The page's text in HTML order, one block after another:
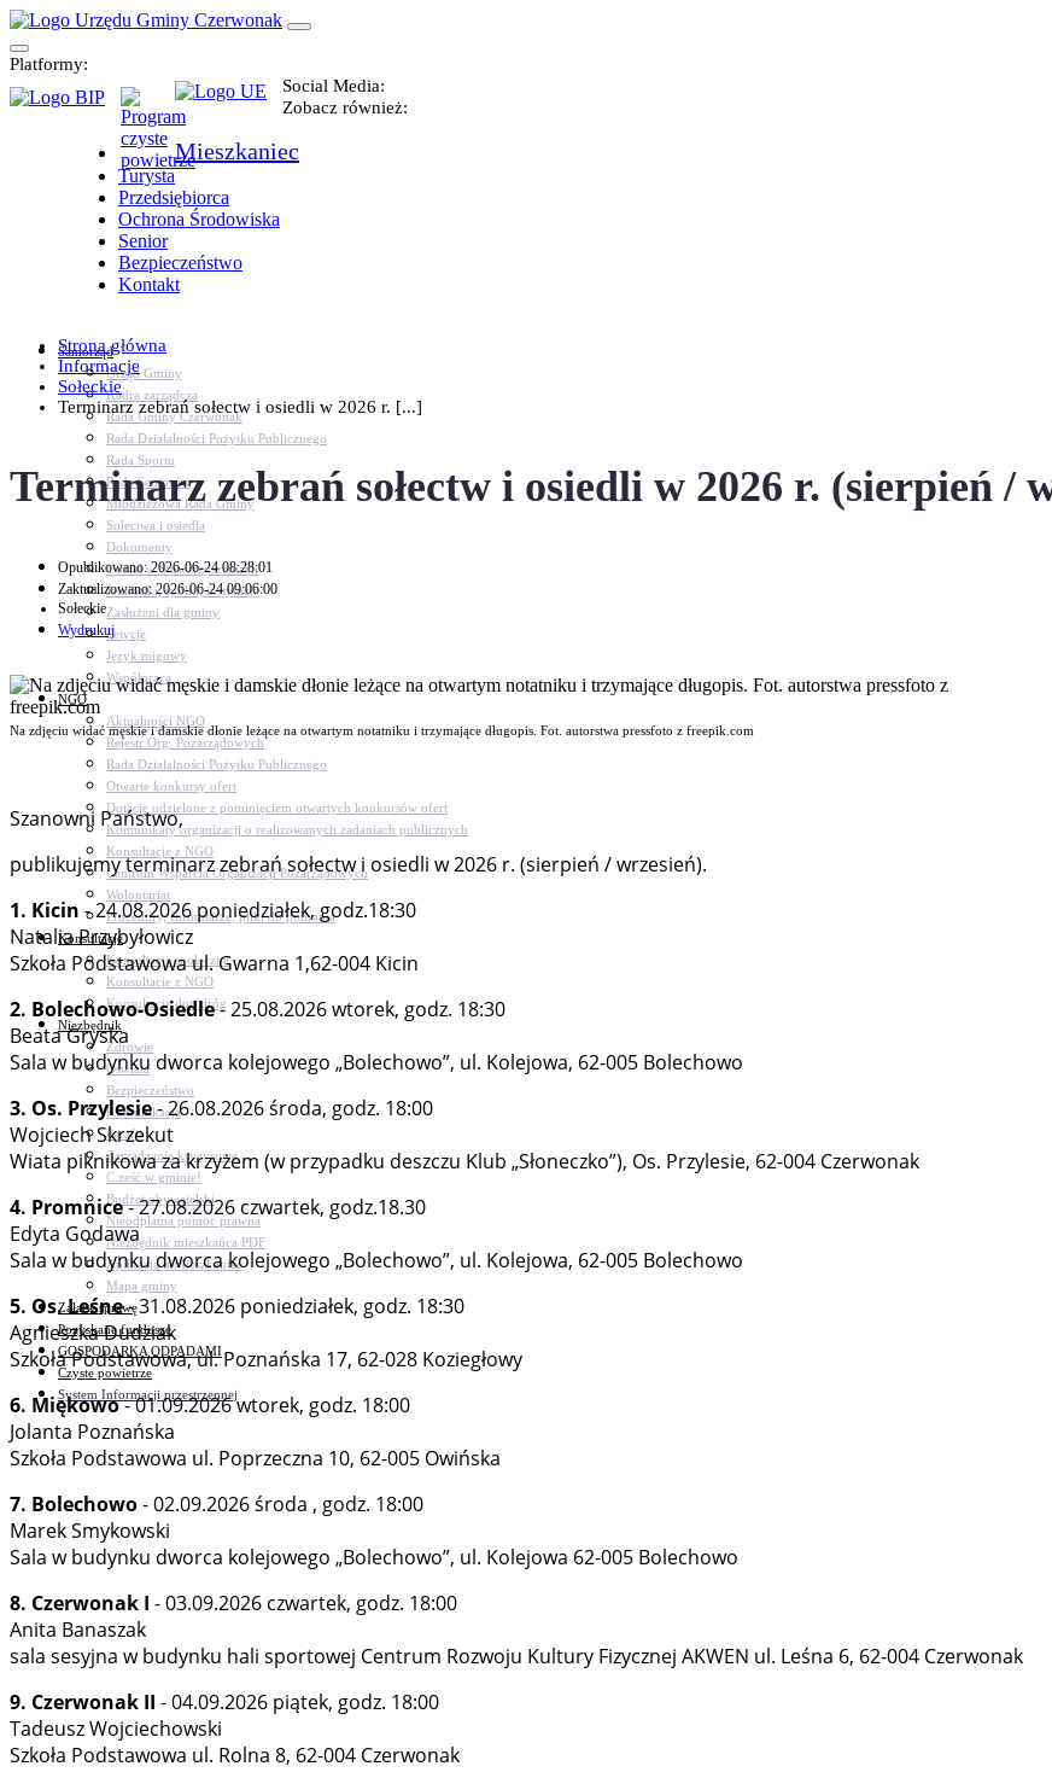
Platformy:
Social Media:
Zobacz również:
Mieszkaniec
Turysta
Przedsiębiorca
Ochrona Środowiska
Senior
Bezpieczeństwo
Kontakt
Samorząd
Urząd Gminy
Kadra zarządcza
Rada Gminy Czerwonak
Rada Działalności Pożytku Publicznego
Rada Sportu
Rada Seniorów
Młodzieżowa Rada Gminy
Sołectwa i osiedla
Dokumenty
Udział w Stowarzyszeniach
Jednostki, spółki, instytucje
Zasłużeni dla gminy
Petycje
Język migowy
Współpraca
NGO
Aktualności NGO
Rejestr Org. Pozarządowych
Rada Działalności Pożytku Publicznego
Otwarte konkursy ofert
Dotacje udzielone z pominięciem otwartych konkursów ofert
Komunikaty organizacji o realizowanych zadaniach publicznych
Konsultacje z NGO
Centrum Wsparcia Organizacji Pozarządowych
Wolontariat
Procedury, formularze, pliki do pobrania
Konsultacje
Konsultacje społeczne
Konsultacje z NGO
Konsultacje dot. dróg
Niezbędnik
Zdrowie
Oświata
Bezpieczeństwo
Komunikacja
Parafie
Zarządzanie kryzysowe
C.ześć w gminie!
Budżet obywatelski
Nieodpłatna pomoc prawna
Niezbędnik mieszkańca PDF
Aplikacja mMieszkaniec
Mapa gminy
Załatw sprawę
Pozyskane fundusze
GOSPODARKA ODPADAMI
Czyste powietrze
System Informacji przestrzennej
Strona główna
Informacje
Sołeckie
Terminarz zebrań sołectw i osiedli w 2026 r. [...]
Terminarz zebrań sołectw i osiedli w 2026 r. (sierpień /
Opublikowano: 2026-06-24 08:28:01
Zaktualizowano: 2026-06-24 09:06:00
Sołeckie
Wydrukuj
Na zdjęciu widać męskie i damskie dłonie leżące na otwartym notatniku i trzymające długopis. Fot. autorstwa pressfoto z freepik.com
Szanowni Państwo,
publikujemy terminarz zebrań sołectw i osiedli w 2026 r. (sierpień / wrzesień).
1. Kicin - 24.08.2026 poniedziałek, godz.18:30
Natalia Przybyłowicz
Szkoła Podstawowa ul. Gwarna 1,62-004 Kicin
2. Bolechowo-Osiedle- 25.08.2026 wtorek, godz. 18:30
Beata Gryska
Sala w budynku dworca kolejowego „Bolechowo”, ul. Kolejowa, 62-005 Bolechowo
3. Os. Przylesie- 26.08.2026 środa, godz. 18:00
Wojciech Skrzekut
Wiata piknikowa za krzyżem (w przypadku deszczu Klub „Słoneczko”), Os. Przylesie, 62-004 Czerwonak
4. Promnice- 27.08.2026 czwartek, godz.18.30
Edyta Godawa
Sala w budynku dworca kolejowego „Bolechowo”, ul. Kolejowa, 62-005 Bolechowo
5. Os. Leśne- 31.08.2026 poniedziałek, godz. 18:30
Agnieszka Dudziak
Szkoła Podstawowa, ul. Poznańska 17, 62-028 Koziegłowy
6. Miękowo- 01.09.2026 wtorek, godz. 18:00
Jolanta Poznańska
Szkoła Podstawowa ul. Poprzeczna 10, 62-005 Owińska
7. Bolechowo- 02.09.2026 środa , godz. 18:00
Marek Smykowski
Sala w budynku dworca kolejowego „Bolechowo”, ul. Kolejowa 62-005 Bolechowo
8. Czerwonak I - 03.09.2026 czwartek, godz. 18:00
Anita Banaszak
sala sesyjna w budynku hali sportowej Centrum Rozwoju Kultury Fizycznej AKWEN ul. Leśna 6, 62-004 Czerwonak
9. Czerwonak II - 04.09.2026 piątek, godz. 18:00
Tadeusz Wojciechowski
Szkoła Podstawowa ul. Rolna 8, 62-004 Czerwonak